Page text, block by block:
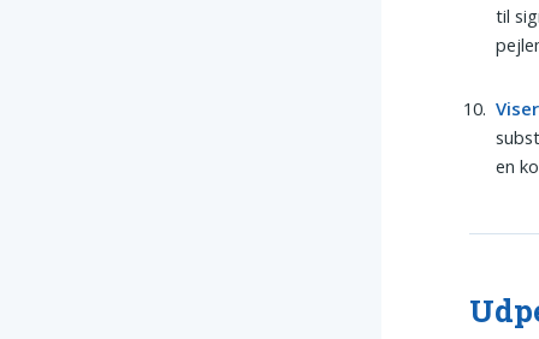
til
Viser
en